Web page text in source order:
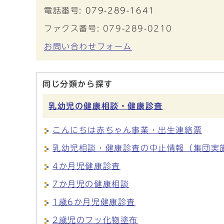
電話番号: 079-289-1641
ファクス番号: 079-289-0210
お問い合わせフォーム
同じ分類から探す
乳幼児の健康相談・健康診査
こんにちは赤ちゃん事業・出生連絡票
乳幼児相談・健康診査の中止情報（集団実
4か月児健康診査
7か月児の健康相談
1歳6か月児健康診査
2歳児のフッ化物塗布